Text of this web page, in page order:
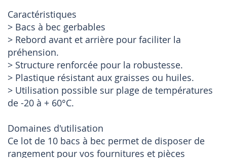
Caractéristiques
> Bacs à bec gerbables
> Rebord avant et arrière pour faciliter la
préhension.
> Structure renforcée pour la robustesse.
> Plastique résistant aux graisses ou huiles.
> Utilisation possible sur plage de températures
de -20 à + 60°C.
Domaines d'utilisation
Ce lot de 10 bacs à bec permet de disposer de
rangement pour vos fournitures et pièces